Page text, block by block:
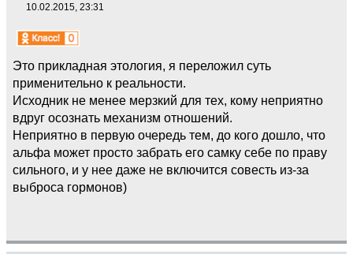
10.02.2015, 23:31
Это прикладная этология, я переложил суть
применительно к реальности.
Исходник не менее мерзкий для тех, кому неприятно
вдруг осознать механизм отношений.
Неприятно в первую очередь тем, до кого дошло, что
альфа может просто забрать его самку себе по праву
сильного, и у нее даже не включится совесть из-за
выброса гормонов)